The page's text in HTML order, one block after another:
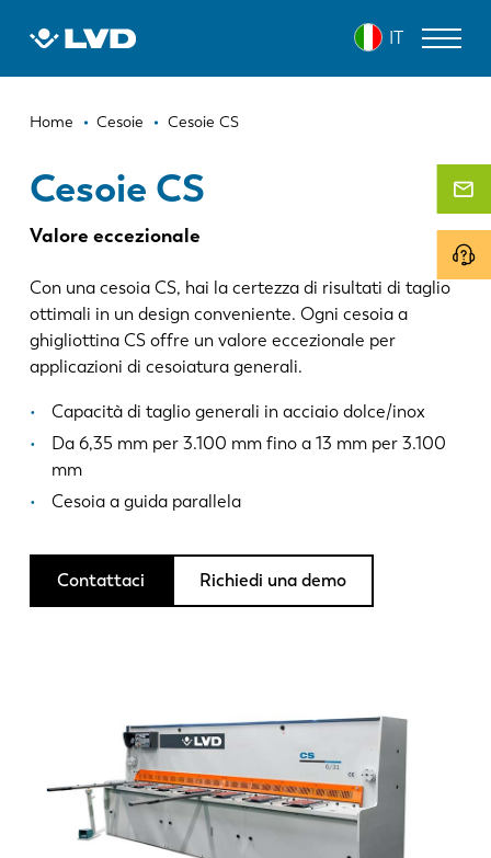
IT
Briciole
pane
Home Cesoie Cesoie CS
Cesoie CS
Valore eccezionale
Con una cesoia CS, hai la certezza di risultati di taglio
ottimali in un design conveniente. Ogni cesoia a
ghigliottina CS offre un valore eccezionale per
applicazioni di cesoiatura generali.
Capacità di taglio generali in acciaio dolce/inox
Da 6,35 mm per 3.100 mm fino a 13 mm per 3.100
mm
Cesoia a guida parallela
Contattaci Richiedi una demo
CESOIE CS
MACCHINE PER IL TAGLIO LASER
CESOIE
SOFTWARE
Notizie
Contattateci